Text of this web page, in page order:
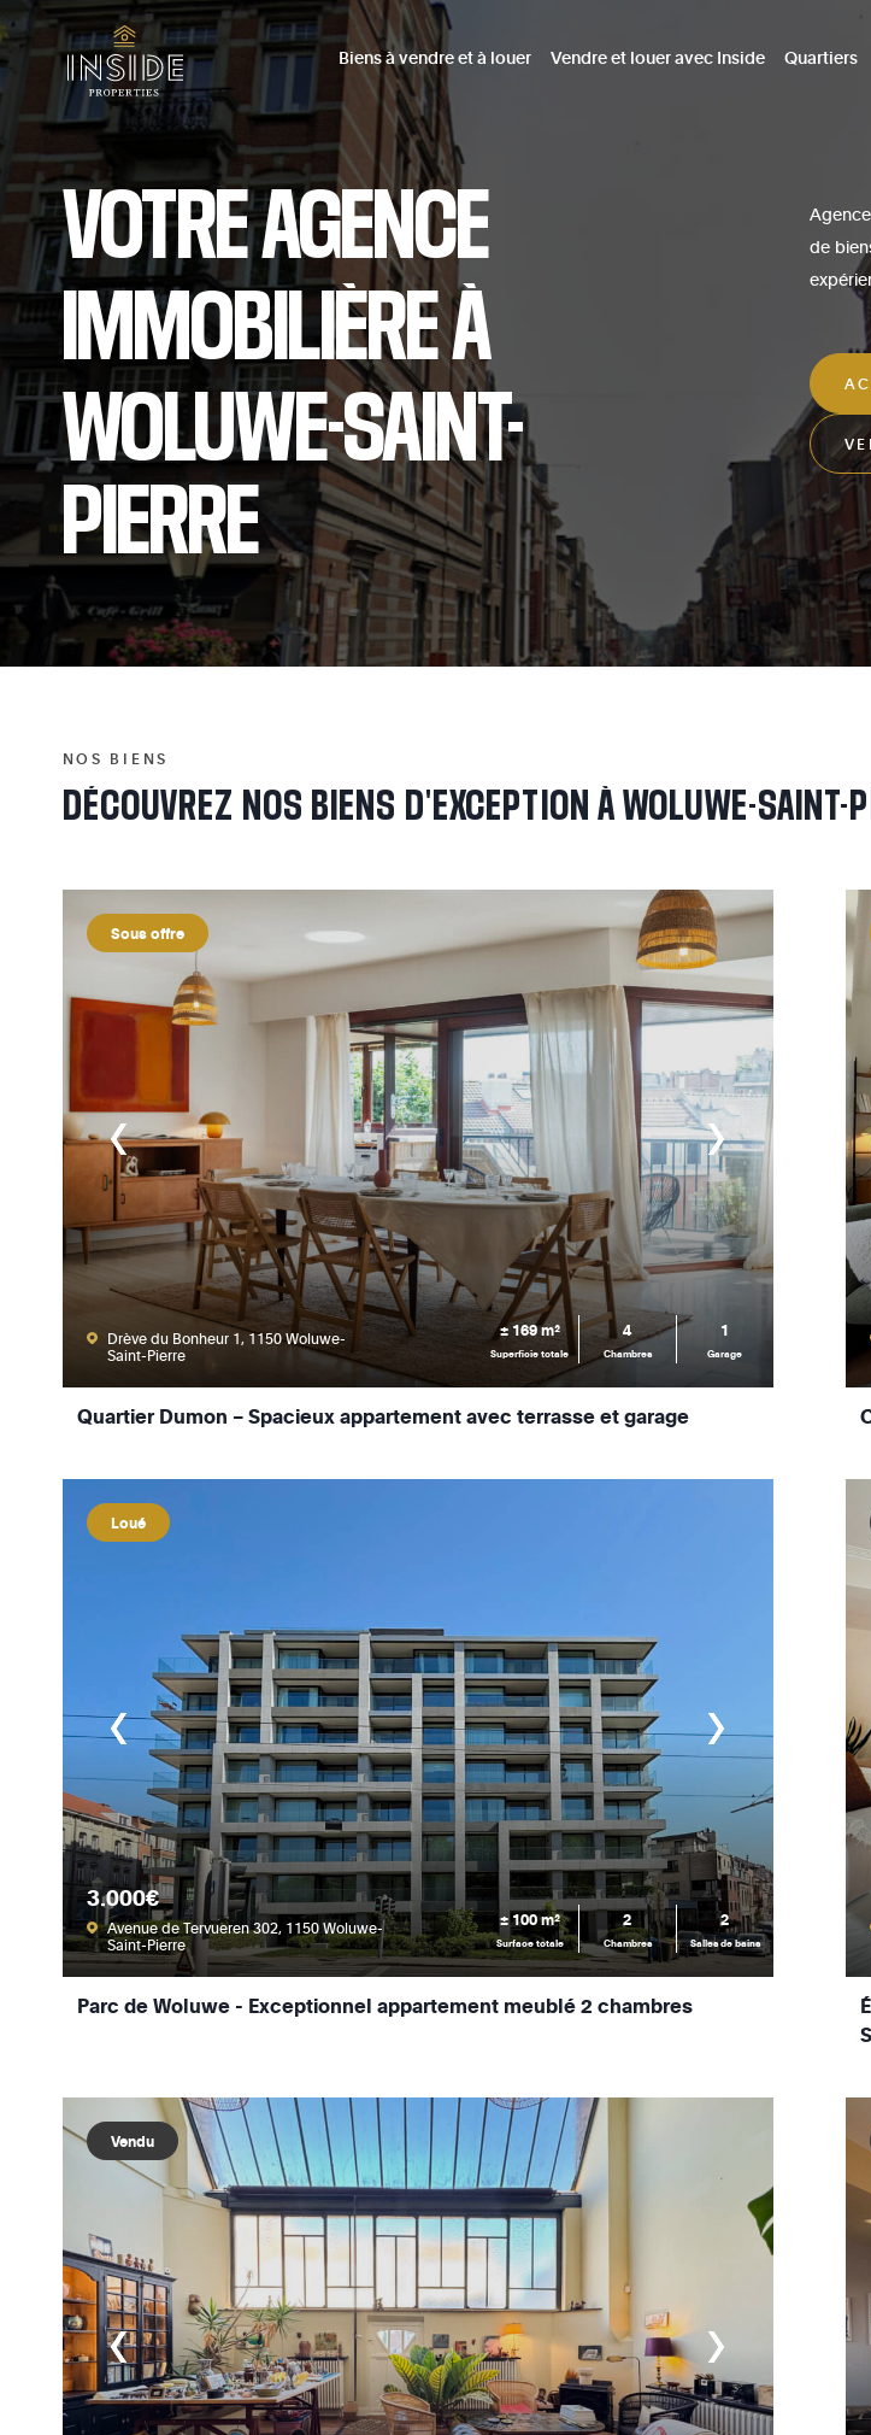
Biens à vendre et à louer Vendre et louer avec Inside Quartiers
VOTREAGENCE
IMMOBILIÈREÀ
WOLUWE-SAINT-
PIERRE
de
DÉCOUVREZ NOS BIENS D'EXCEPTION ÀWOLUWE-SAINT-
NOS BIENS
Sous offre
Drève du Bonheur 1, 1150 Woluwe-
Saint-Pierre
± 169 m²
Superficie totale
4
Chambres
1
Garage
Quartier Dumon – Spacieux appartement avec terrasse et garage
Loué
3.000€
Avenue de Tervueren 302, 1150 Woluwe-
Saint-Pierre
± 100 m²
Surface totale
2
Chambres
2
Salles de bains
Parc de Woluwe - Exceptionnel appartement meublé 2 chambres
Vendu